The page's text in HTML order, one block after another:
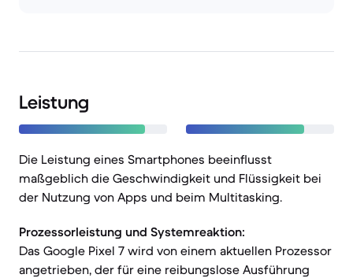
Leistung
Die Leistung eines Smartphones beeinflusst
maßgeblich die Geschwindigkeit und Flüssigkeit bei
der Nutzung von Apps und beim Multitasking.
Prozessorleistung und Systemreaktion:
Das Google Pixel 7 wird von einem aktuellen Prozessor
angetrieben, der für eine reibungslose Ausführung